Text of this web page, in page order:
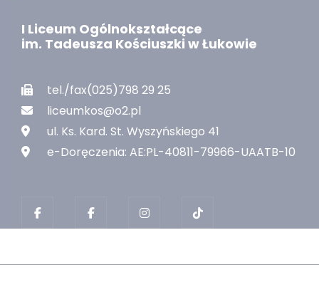
I Liceum Ogólnokształcące
im. Tadeusza Kościuszki w Łukowie
tel./fax(025)798 29 25
liceumkos@o2.pl
ul. Ks. Kard. St. Wyszyńskiego 41
e-Doręczenia: AE:PL-40811-79966-UAATB-10